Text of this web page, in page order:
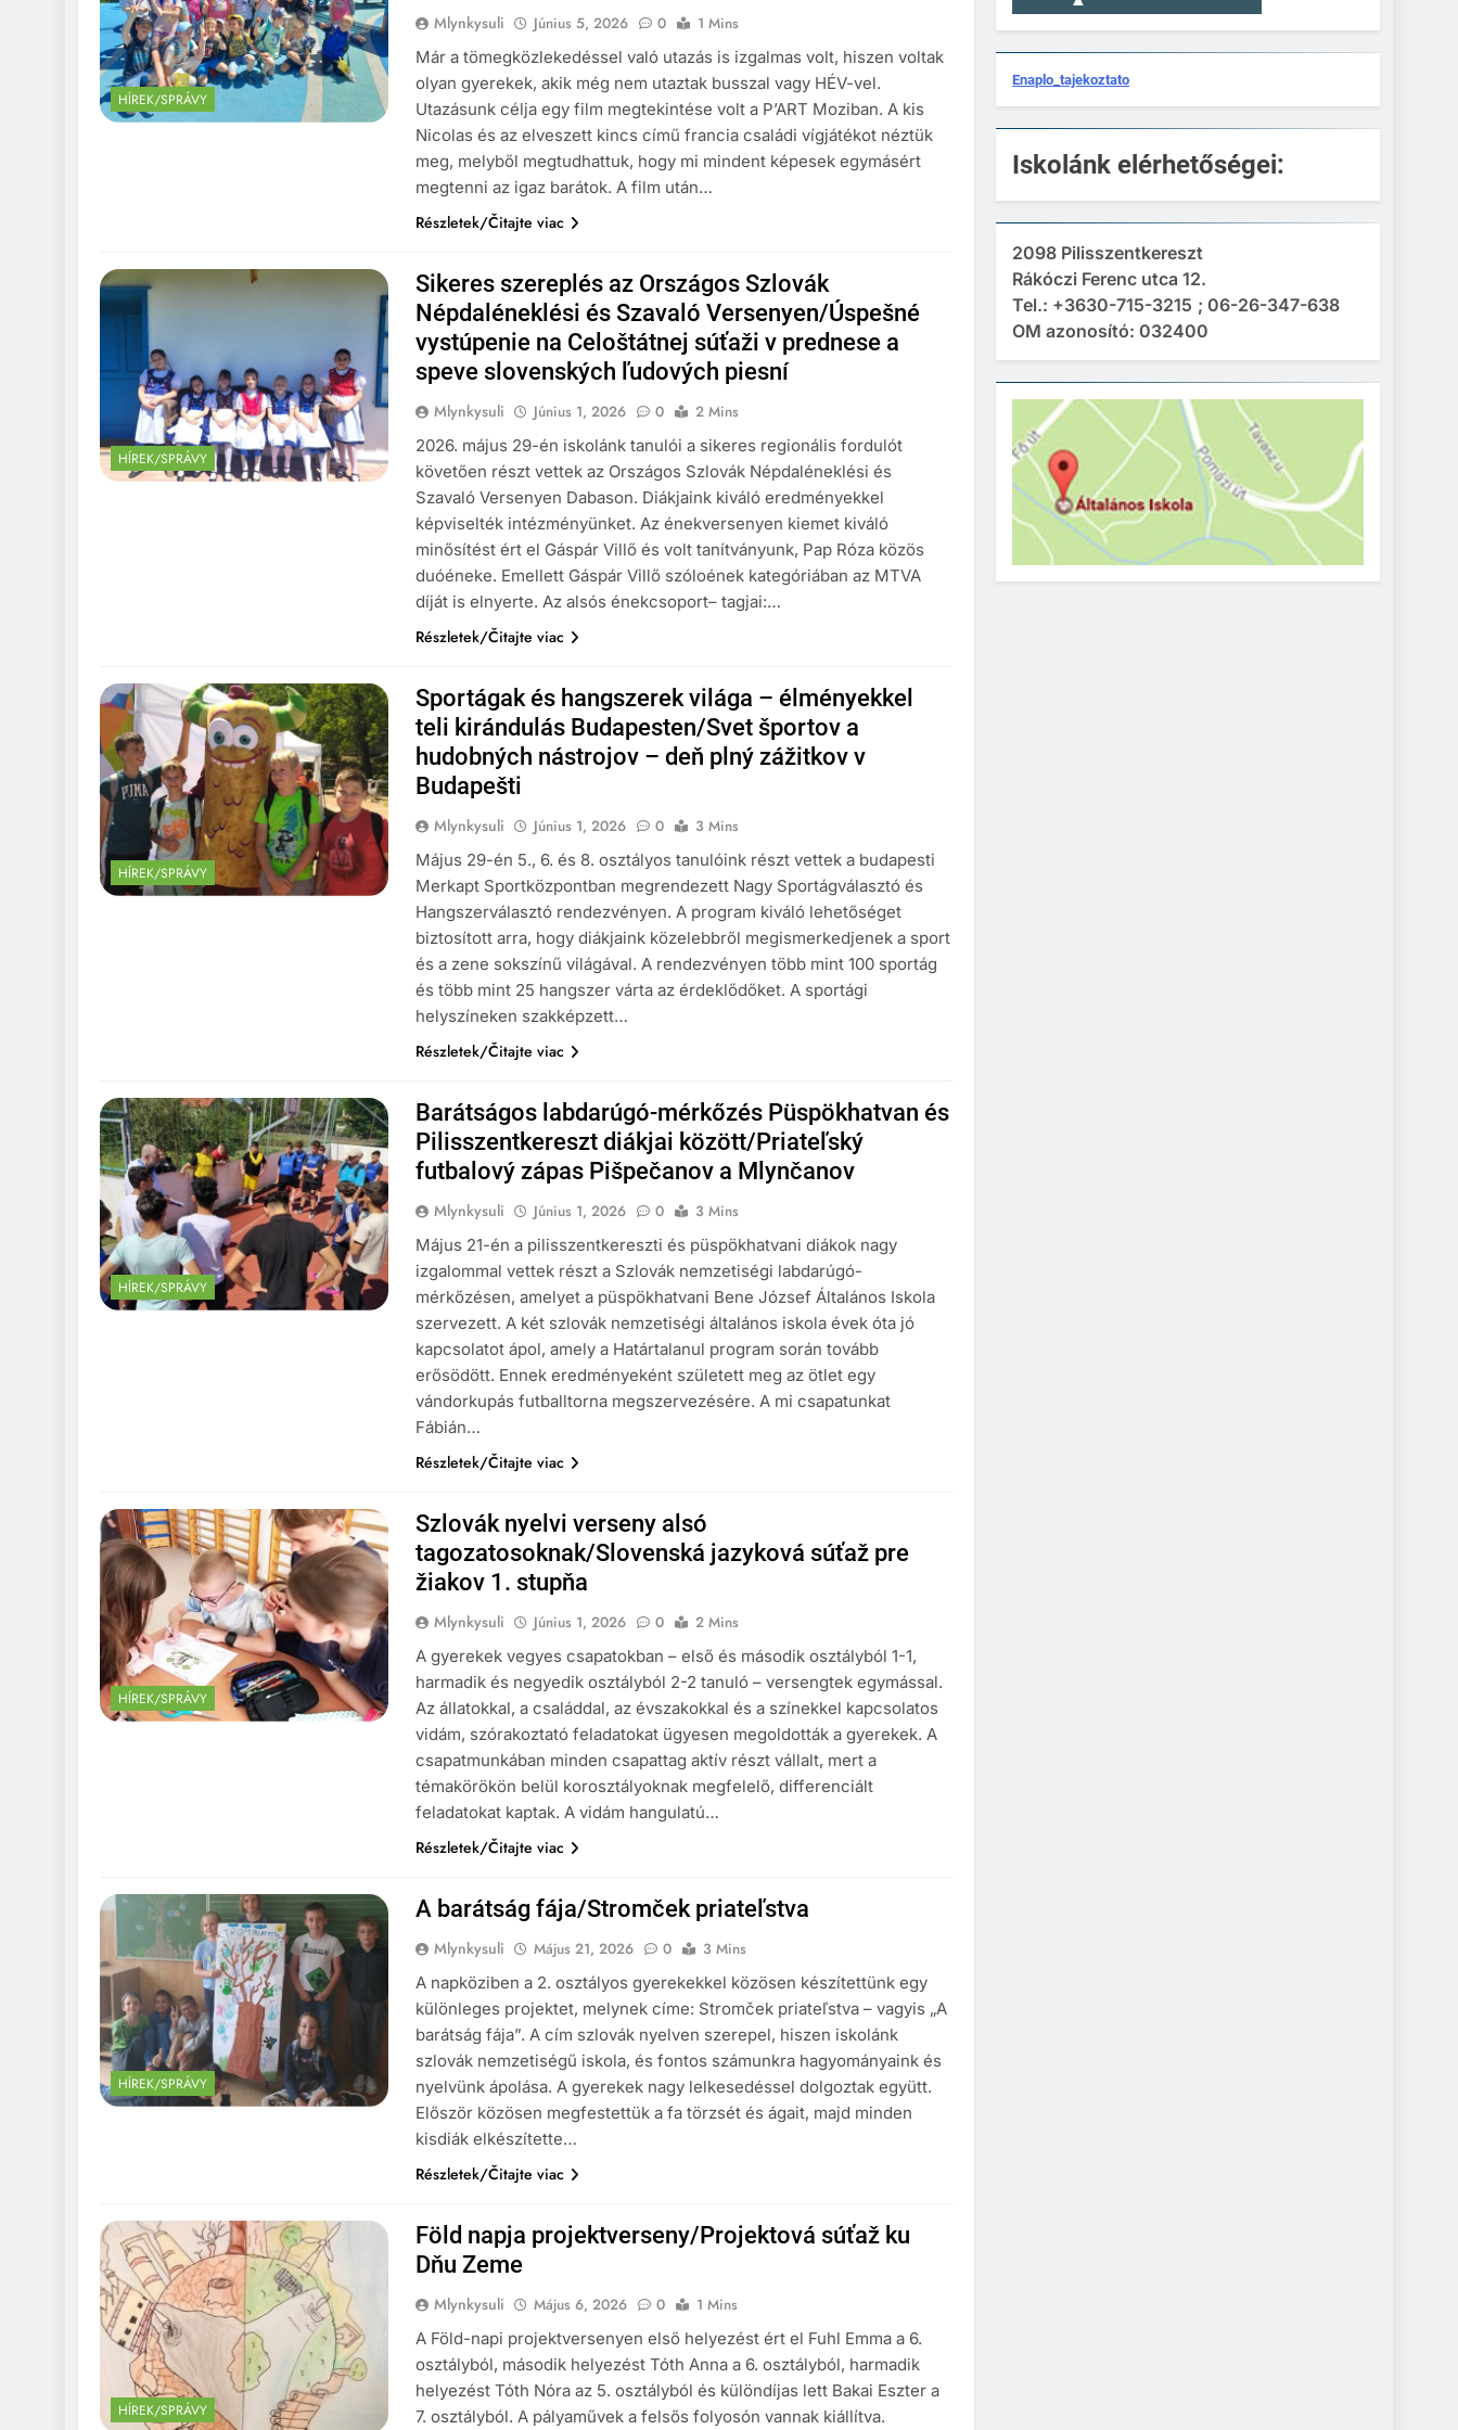
HÍREK/SPRÁVY
Mlynkysuli Június 5, 2026 0
1 Mins
Már a tömegközlekedéssel való utazás is izgalmas volt, hiszen voltak
olyan gyerekek, akik még nem utaztak busszal vagy HÉV-vel.
Utazásunk célja egy film megtekintése volt a P’ART Moziban. A kis
Nicolas és az elveszett kincs című francia családi vígjátékot néztük
meg, melyből megtudhattuk, hogy mi mindent képesek egymásért
megtenni az igaz barátok. A film után…
Részletek/Čitajte viac
HÍREK/SPRÁVY
Sikeres szereplés az Országos Szlovák
Népdaléneklési és Szavaló Versenyen/Úspešné
vystúpenie na Celoštátnej súťaži v prednese a
speve slovenských ľudových piesní
Mlynkysuli Június 1, 2026 0
2 Mins
2026. május 29-én iskolánk tanulói a sikeres regionális fordulót
követően részt vettek az Országos Szlovák Népdaléneklési és
Szavaló Versenyen Dabason. Diákjaink kiváló eredményekkel
képviselték intézményünket. Az énekversenyen kiemet kiváló
minősítést ért el Gáspár Villő és volt tanítványunk, Pap Róza közös
duóéneke. Emellett Gáspár Villő szóloének kategóriában az MTVA
díját is elnyerte. Az alsós énekcsoport– tagjai:…
Részletek/Čitajte viac
HÍREK/SPRÁVY
Sportágak és hangszerek világa – élményekkel
teli kirándulás Budapesten/Svet športov a
hudobných nástrojov – deň plný zážitkov v
Budapešti
Mlynkysuli Június 1, 2026 0
3 Mins
Május 29-én 5., 6. és 8. osztályos tanulóink részt vettek a budapesti
Merkapt Sportközpontban megrendezett Nagy Sportágválasztó és
Hangszerválasztó rendezvényen. A program kiváló lehetőséget
biztosított arra, hogy diákjaink közelebbről megismerkedjenek a sport
és a zene sokszínű világával. A rendezvényen több mint 100 sportág
és több mint 25 hangszer várta az érdeklődőket. A sportági
helyszíneken szakképzett…
Részletek/Čitajte viac
HÍREK/SPRÁVY
Barátságos labdarúgó-mérkőzés Püspökhatvan és
Pilisszentkereszt diákjai között/Priateľský
futbalový zápas Pišpečanov a Mlynčanov
Mlynkysuli Június 1, 2026 0
3 Mins
Május 21-én a pilisszentkereszti és püspökhatvani diákok nagy
izgalommal vettek részt a Szlovák nemzetiségi labdarúgó-
mérkőzésen, amelyet a püspökhatvani Bene József Általános Iskola
szervezett. A két szlovák nemzetiségi általános iskola évek óta jó
kapcsolatot ápol, amely a Határtalanul program során tovább
erősödött. Ennek eredményeként született meg az ötlet egy
vándorkupás futballtorna megszervezésére. A mi csapatunkat
Fábián…
Részletek/Čitajte viac
HÍREK/SPRÁVY
Szlovák nyelvi verseny alsó
tagozatosoknak/Slovenská jazyková súťaž pre
žiakov 1. stupňa
Mlynkysuli Június 1, 2026 0
2 Mins
A gyerekek vegyes csapatokban – első és második osztályból 1-1,
harmadik és negyedik osztályból 2-2 tanuló – versengtek egymással.
Az állatokkal, a családdal, az évszakokkal és a színekkel kapcsolatos
vidám, szórakoztató feladatokat ügyesen megoldották a gyerekek. A
csapatmunkában minden csapattag aktív részt vállalt, mert a
témakörökön belül korosztályoknak megfelelő, differenciált
feladatokat kaptak. A vidám hangulatú…
Részletek/Čitajte viac
HÍREK/SPRÁVY
A barátság fája/Stromček priateľstva
Mlynkysuli Május 21, 2026 0
3 Mins
A napköziben a 2. osztályos gyerekekkel közösen készítettünk egy
különleges projektet, melynek címe: Stromček priateľstva – vagyis „A
barátság fája”. A cím szlovák nyelven szerepel, hiszen iskolánk
szlovák nemzetiségű iskola, és fontos számunkra hagyományaink és
nyelvünk ápolása. A gyerekek nagy lelkesedéssel dolgoztak együtt.
Először közösen megfestettük a fa törzsét és ágait, majd minden
kisdiák elkészítette…
Részletek/Čitajte viac
HÍREK/SPRÁVY
Föld napja projektverseny/Projektová súťaž ku
Dňu Zeme
Mlynkysuli Május 6, 2026 0
1 Mins
A Föld-napi projektversenyen első helyezést ért el Fuhl Emma a 6.
osztályból, második helyezést Tóth Anna a 6. osztályból, harmadik
helyezést Tóth Nóra az 5. osztályból és különdíjas lett Bakai Eszter a
7. osztályból. A pályaművek a felsős folyosón vannak kiállítva.
Enaplo_tajekoztato
Iskolánk elérhetőségei:
2098 Pilisszentkereszt
Rákóczi Ferenc utca 12.
Tel.: +3630-715-3215 ; 06-26-347-638
OM azonosító: 032400